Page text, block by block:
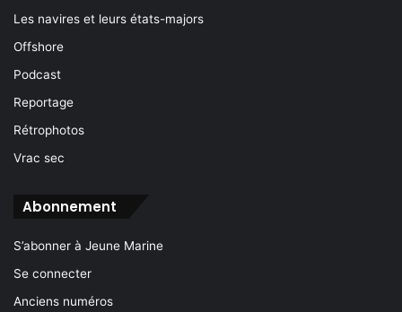
Les navires et leurs états-majors
Offshore
Podcast
Reportage
Rétrophotos
Vrac sec
Abonnement
S’abonner à Jeune Marine
Se connecter
Anciens numéros